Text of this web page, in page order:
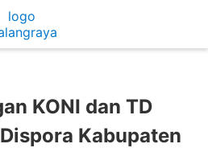
KONI dan TD
Kabupaten